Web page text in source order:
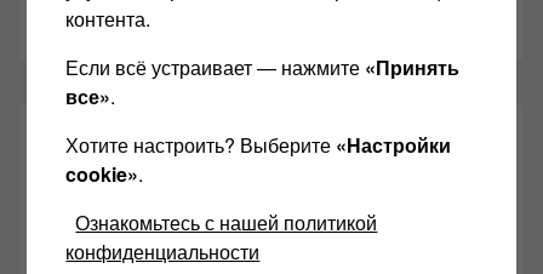
СВЕЖИЕ ЗАПИСИ
Возьмите друга в салон Hi-Fi техники
Чем дороже аудиотехника, тем лучше звучит?
контента.
Если всё устраивает — нажмите «Принять
все».
Хотите настроить? Выберите «Настройки
cookie».
Ознакомьтесь с нашей политикой
конфиденциальности